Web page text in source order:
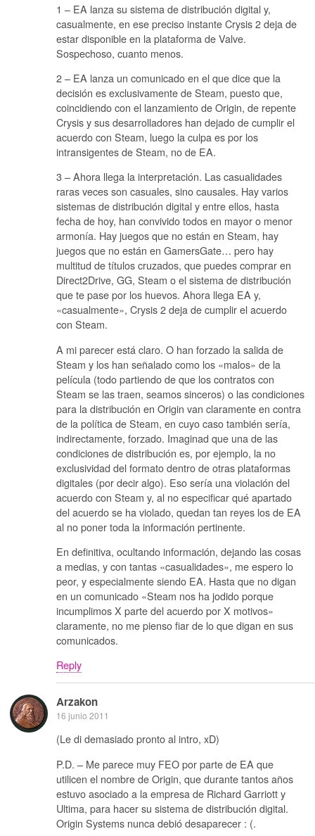
1 – EA lanza su sistema de distribución digital y,
casualmente, en ese preciso instante Crysis 2 deja de
estar disponible en la plataforma de Valve.
Sospechoso, cuanto menos.
2 – EA lanza un comunicado en el que dice que la
decisión es exclusivamente de Steam, puesto que,
coincidiendo con el lanzamiento de Origin, de repente
Crysis y sus desarrolladores han dejado de cumplir el
acuerdo con Steam, luego la culpa es por los
intransigentes de Steam, no de EA.
3 – Ahora llega la interpretación. Las casualidades
raras veces son casuales, sino causales. Hay varios
sistemas de distribución digital y entre ellos, hasta
fecha de hoy, han convivido todos en mayor o menor
armonía. Hay juegos que no están en Steam, hay
juegos que no están en GamersGate… pero hay
multitud de títulos cruzados, que puedes comprar en
Direct2Drive, GG, Steam o el sistema de distribución
que te pase por los huevos. Ahora llega EA y,
«casualmente», Crysis 2 deja de cumplir el acuerdo
con Steam.
A mi parecer está claro. O han forzado la salida de
Steam y los han señalado como los «malos» de la
película (todo partiendo de que los contratos con
Steam se las traen, seamos sinceros) o las condiciones
para la distribución en Origin van claramente en contra
de la política de Steam, en cuyo caso también sería,
indirectamente, forzado. Imaginad que una de las
condiciones de distribución es, por ejemplo, la no
exclusividad del formato dentro de otras plataformas
digitales (por decir algo). Eso sería una violación del
acuerdo con Steam y, al no especificar qué apartado
del acuerdo se ha violado, quedan tan reyes los de EA
al no poner toda la información pertinente.
En definitiva, ocultando información, dejando las cosas
a medias, y con tantas «casualidades», me espero lo
peor, y especialmente siendo EA. Hasta que no digan
en un comunicado «Steam nos ha jodido porque
incumplimos X parte del acuerdo por X motivos»
claramente, no me pienso fiar de lo que digan en sus
comunicados.
Reply
Arzakon
16 junio 2011
(Le di demasiado pronto al intro, xD)
P.D. – Me parece muy FEO por parte de EA que
utilicen el nombre de Origin, que durante tantos años
estuvo asociado a la empresa de Richard Garriott y
Ultima, para hacer su sistema de distribución digital.
Origin Systems nunca debió desaparecer : (.